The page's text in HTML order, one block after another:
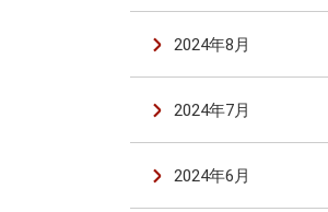
2024年8月
2024年7月
2024年6月